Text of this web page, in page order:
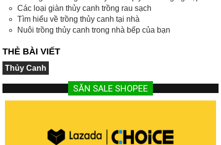
Các loại giàn thủy canh trồng rau sạch
Tìm hiểu về trồng thủy canh tại nhà
Nuôi trồng thủy canh trong nhà bếp của bạn
THẺ BÀI VIẾT
Thủy Canh
SĂN SALE SHOPEE